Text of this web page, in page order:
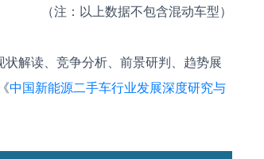
（注：以上数据不包含混动车型）
解读、竞争分析、前景研判、趋势展
中国新能源二手车行业发展深度研究与